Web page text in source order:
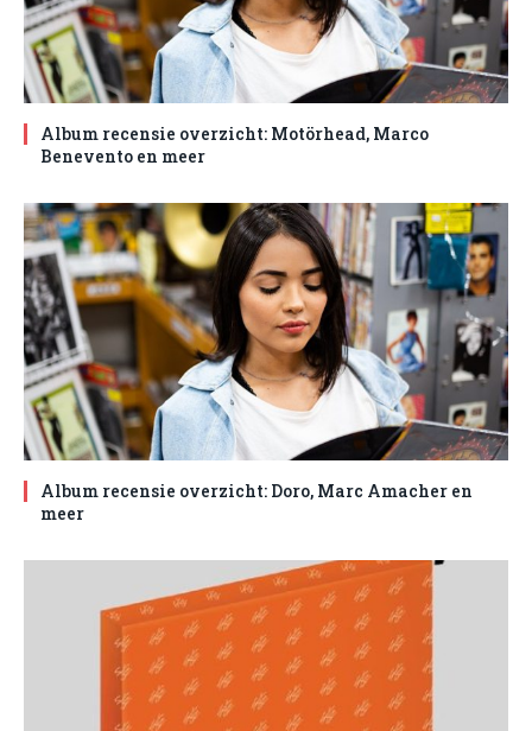
Album recensie overzicht: Motörhead, Marco
Benevento en meer
Album recensie overzicht: Doro, Marc Amacher en
meer